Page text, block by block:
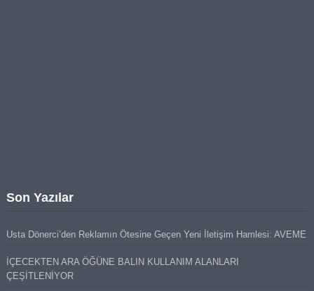
Son Yazılar
Usta Dönerci’den Reklamın Ötesine Geçen Yeni İletişim Hamlesi: AVEME
İÇECEKTEN ARA ÖĞÜNE BALIN KULLANIM ALANLARI
ÇEŞİTLENİYOR